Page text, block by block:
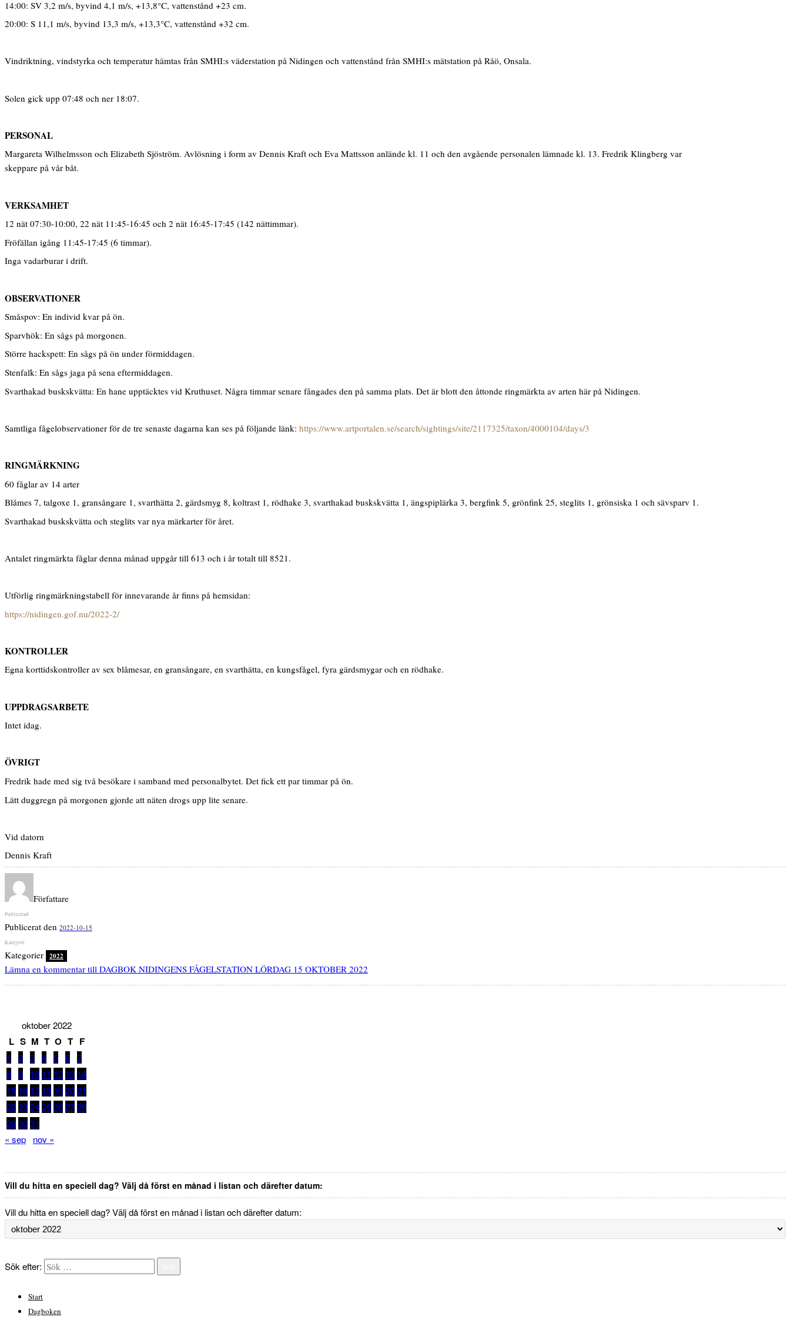
14:00: SV 3,2 m/s, byvind 4,1 m/s, +13,8°C, vattenstånd +23 cm.
20:00: S 11,1 m/s, byvind 13,3 m/s, +13,3°C, vattenstånd +32 cm.
Vindriktning, vindstyrka och temperatur hämtas från SMHI:s väderstation på Nidingen och vattenstånd från SMHI:s mätstation på Råö, Onsala.
Solen gick upp 07:48 och ner 18:07.
PERSONAL
Margareta Wilhelmsson och Elizabeth Sjöström. Avlösning i form av Dennis Kraft och Eva Mattsson anlände kl. 11 och den avgående personalen lämnade kl. 13. Fredrik Klingberg var
skeppare på vår båt.
VERKSAMHET
12 nät 07:30-10:00, 22 nät 11:45-16:45 och 2 nät 16:45-17:45 (142 nättimmar).
Fröfällan igång 11:45-17:45 (6 timmar).
Inga vadarburar i drift.
OBSERVATIONER
Småspov: En individ kvar på ön.
Sparvhök: En sågs på morgonen.
Större hackspett: En sågs på ön under förmiddagen.
Stenfalk: En sågs jaga på sena eftermiddagen.
Svarthakad buskskvätta: En hane upptäcktes vid Kruthuset. Några timmar senare fångades den på samma plats. Det är blott den åttonde ringmärkta av arten här på Nidingen.
Samtliga fågelobservationer för de tre senaste dagarna kan ses på följande länk: https://www.artportalen.se/search/sightings/site/2117325/taxon/4000104/days/3
RINGMÄRKNING
60 fåglar av 14 arter
Blåmes 7, talgoxe 1, gransångare 1, svarthätta 2, gärdsmyg 8, koltrast 1, rödhake 3, svarthakad buskskvätta 1, ängspiplärka 3, bergfink 5, grönfink 25, steglits 1, grönsiska 1 och sävsparv 1.
Svarthakad buskskvätta och steglits var nya märkarter för året.
Antalet ringmärkta fåglar denna månad uppgår till 613 och i år totalt till 8521.
Utförlig ringmärkningstabell för innevarande år finns på hemsidan:
https://nidingen.gof.nu/2022-2/
KONTROLLER
Egna korttidskontroller av sex blåmesar, en gransångare, en svarthätta, en kungsfågel, fyra gärdsmygar och en rödhake.
UPPDRAGSARBETE
Intet idag.
ÖVRIGT
Fredrik hade med sig två besökare i samband med personalbytet. Det fick ett par timmar på ön.
Lätt duggregn på morgonen gjorde att näten drogs upp lite senare.
Vid datorn
Dennis Kraft
Författare
Publicerat den 2022-10-15
Kategorier 2022
Lämna en kommentar till DAGBOK NIDINGENS FÅGELSTATION LÖRDAG 15 OKTOBER 2022
oktober 2022
L S M T O T F
1 2 3 4 5 6 7
8 9 10 11 12 13 14
15 16 17 18 192021
22232425262728
293031
« sep
nov »
Vill du hitta en speciell dag? Välj då först en månad i listan och därefter datum:
Vill du hitta en speciell dag? Välj då först en månad i listan och därefter datum:
Sök efter:
Start
Dagboken